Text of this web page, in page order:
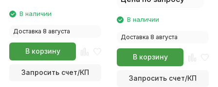
В наличии
Доставка 8 августа
В корзину
Запросить счет/КП
В наличии
Доставка 8 августа
В корзину
Запросить счет/КП